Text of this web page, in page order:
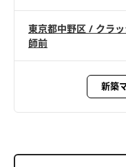
東京都中野区 / クラ
師前
新築